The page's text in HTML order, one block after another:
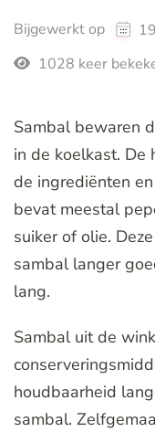
Bijgewerkt op
1028 keer
Sambal bewaren
in de koelkast. De
de ingrediënten
bevat meestal
suiker of olie.
sambal langer
lang.
Sambal uit de
houdbaarheid
sambal.